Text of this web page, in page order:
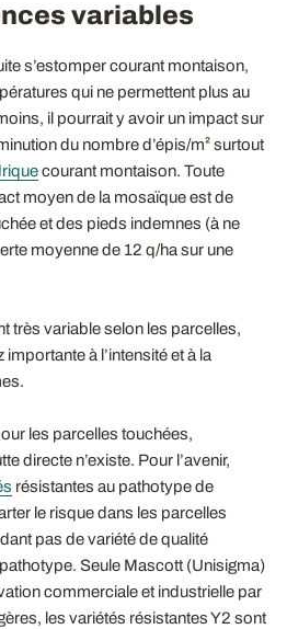
variables
s’estomper courant montaison,
qui ne permettent plus au
il pourrait y avoir un impact sur
du nombre d’épis/m² surtout
courant montaison. Toute
moyen de la mosaïque est de
et des pieds indemnes (à ne
moyenne de 12 q/ha sur une
très variable selon les parcelles,
à l’intensité et à la
les parcelles touchées,
directe n’existe. Pour l’avenir,
résistantes au pathotype de
le risque dans les parcelles
pas de variété de qualité
Seule Mascott (Unisigma)
commerciale et industrielle par
les variétés résistantes Y2 sont